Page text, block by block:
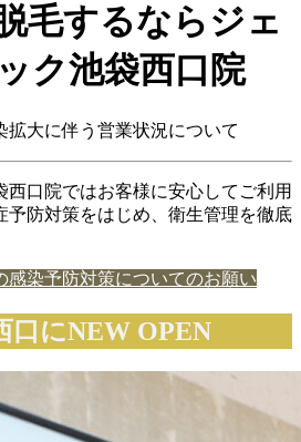
毛するならジェ
ク池袋西口院
拡大に伴う営業状況について
西口院ではお客様に安心してご利用
予防対策をはじめ、衛生管理を徹底
感染予防対策についてのお願い
口にNEW OPEN